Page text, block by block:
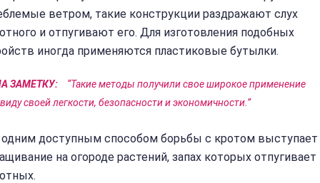
ветром, такие конструкции раздражают слух
и отпугивают его. Для изготовления подобных
иногда применяются пластиковые бутылки.
ЗАМЕТКУ:
“Такие методы получили свое широкое применение
своей легкости, безопасности и экономичности.”
доступным способом борьбы с кротом выступает
на огороде растений, запах которых отпугивает